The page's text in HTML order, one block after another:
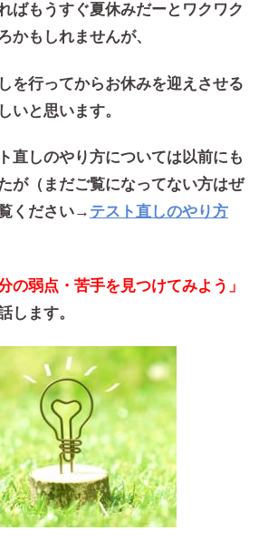
ばもうすぐ夏休みだーとワクワク
かもしれませんが、
を行ってからお休みを迎えさせる
いと思います。
直しのやり方については以前にも
が（まだご覧になってない方はぜ
ください→ テスト直しのやり方
分の弱点・苦手を見つけてみよう」
します。